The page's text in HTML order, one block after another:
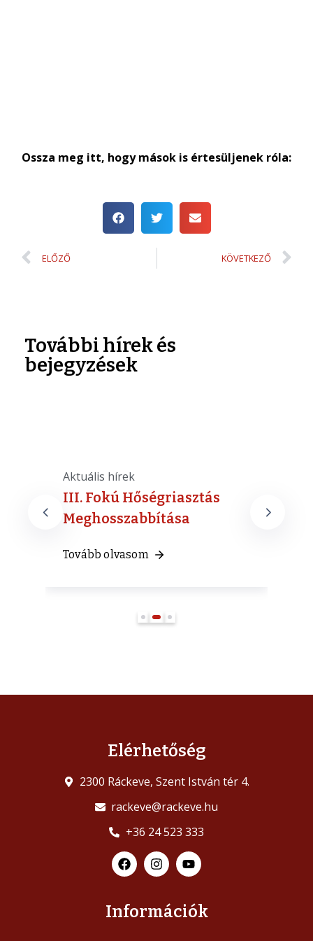
Ossza meg itt, hogy mások is értesüljenek róla:
ELŐZŐ KÖVETKEZŐ
További hírek és
bejegyzések
Aktuális hírek
III. Fokú Hőségriasztás
Meghosszabbítása
Tovább olvasom
Információk
Elérhetőség
2300 Ráckeve, Szent István tér 4.
rackeve@rackeve.hu
+36 24 523 333